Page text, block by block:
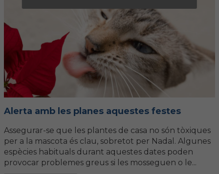
Alerta amb les planes aquestes festes
Assegurar-se que les plantes de casa no són tòxiques
per a la mascota és clau, sobretot per Nadal. Algunes
espècies habituals durant aquestes dates poden
provocar problemes greus si les mosseguen o le...